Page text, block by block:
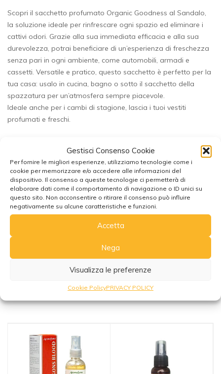
Gestisci Consenso Cookie
Per fornire le migliori esperienze, utilizziamo tecnologie come i
cookie per memorizzare e/o accedere alle informazioni del
dispositivo. Il consenso a queste tecnologie ci permetterà di
elaborare dati come il comportamento di navigazione o ID unici su
questo sito. Non acconsentire o ritirare il consenso può influire
negativamente su alcune caratteristiche e funzioni.
Accetta
Nega
Visualizza le preferenze
Cookie PolicyPRIVACY POLICY
Scopri il sacchetto profumato Organic Goodness al Sandalo,
la soluzione ideale per rinfrescare ogni spazio ed eliminare i
cattivi odori. Grazie alla sua immediata efficacia e alla sua
durevolezza, potrai beneficiare di un’esperienza di freschezza
senza pari in ogni ambiente, come automobili, armadi e
cassetti. Versatile e pratico, questo sacchetto è perfetto per la
tua casa: usalo in cucina, bagno o sotto il sacchetto della
spazzatura per un’atmosfera sempre piacevole.
Ideale anche per i cambi di stagione, lascia i tuoi vestiti
profumati e freschi.
Solo per uso esterno (non ingerire).
Per aumentare la durata del prodotto non esporre alla luce
diretta del sole.
Mantenere fuori dalla portata dei bambini e animali
domestici.
Potrebbe interessarti anche